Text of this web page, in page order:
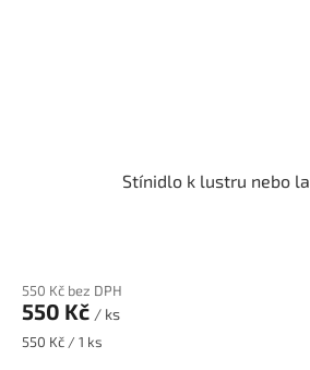
Stínidlo k lustru nebo
550 Kč bez DPH
550 Kč / ks
Měrná
550 Kč / 1 ks